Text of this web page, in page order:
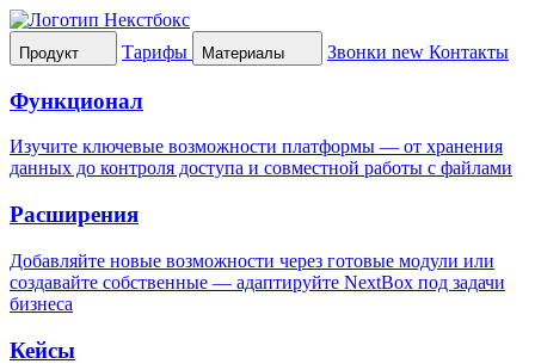
Продукт Тарифы Материалы Звонки new Контакты
Функционал
Изучите ключевые возможности платформы — от хранения
данных до контроля доступа и совместной работы с файлами
Расширения
Добавляйте новые возможности через готовые модули или
создавайте собственные — адаптируйте NextBox под задачи
бизнеса
Кейсы